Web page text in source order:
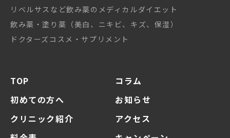
リベルサスなど飲み薬のメディカルダイエット
飲み薬・塗り薬（美白、ニキビ、キズ、保湿）
ドクターズコスメ・サプリメント
TOP
初めての方へ
クリニック紹介
コラム
お知らせ
アクセス